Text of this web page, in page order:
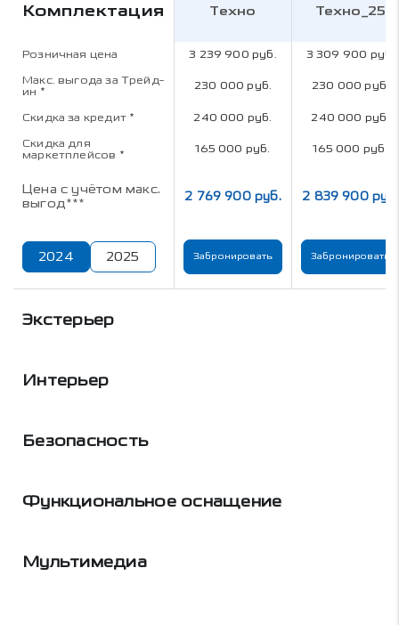
Комплектация Техно Техно_25
Розничная цена 3 239 900 руб. 3 309 900 руб.
Макс. выгода за Трейд-
ин * 230 000 руб. 230 000 руб.
Скидка за кредит * 240 000 руб. 240 000 руб.
Скидка для
маркетплейсов * 165 000 руб. 165 000 руб.
Цена с учётом макс.
выгод***
2 769 900 руб. 2 839 900 руб.
2024 2025 Забронировать Забронировать
Экстерьер
Интерьер
Безопасность
Функциональное оснащение
Мультимедиа